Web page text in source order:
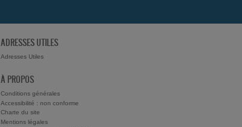
ADRESSES UTILES
Adresses Utiles
À PROPOS
Conditions générales
Accessibilité : non conforme
Charte du site
Mentions légales